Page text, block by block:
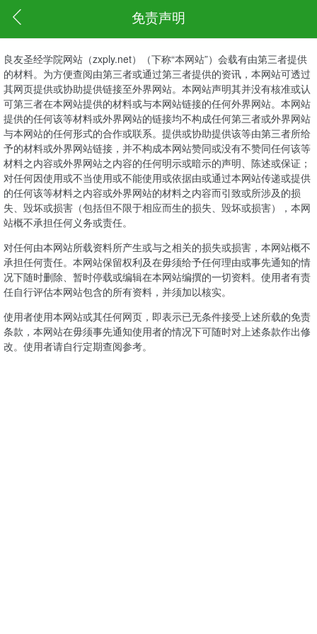
免责声明
良友圣经学院网站（zxply.net）（下称“本网站”）会载有由第三者提供
的材料。为方便查阅由第三者或通过第三者提供的资讯，本网站可透过
其网页提供或协助提供链接至外界网站。本网站声明其并没有核准或认
可第三者在本网站提供的材料或与本网站链接的任何外界网站。本网站
提供的任何该等材料或外界网站的链接均不构成任何第三者或外界网站
与本网站的任何形式的合作或联系。提供或协助提供该等由第三者所给
予的材料或外界网站链接，并不构成本网站赞同或没有不赞同任何该等
材料之内容或外界网站之内容的任何明示或暗示的声明、陈述或保证；
对任何因使用或不当使用或不能使用或依据由或通过本网站传递或提供
的任何该等材料之内容或外界网站的材料之内容而引致或所涉及的损
失、毁坏或损害（包括但不限于相应而生的损失、毁坏或损害），本网
站概不承担任何义务或责任。
对任何由本网站所载资料所产生或与之相关的损失或损害，本网站概不
承担任何责任。本网站保留权利及在毋须给予任何理由或事先通知的情
况下随时删除、暂时停载或编辑在本网站编撰的一切资料。使用者有责
任自行评估本网站包含的所有资料，并须加以核实。
使用者使用本网站或其任何网页，即表示已无条件接受上述所载的免责
条款，本网站在毋须事先通知使用者的情况下可随时对上述条款作出修
改。使用者请自行定期查阅参考。